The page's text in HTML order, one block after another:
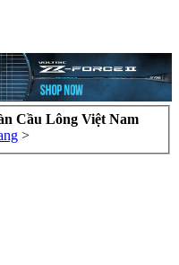
Cầu Lông Việt Nam
>